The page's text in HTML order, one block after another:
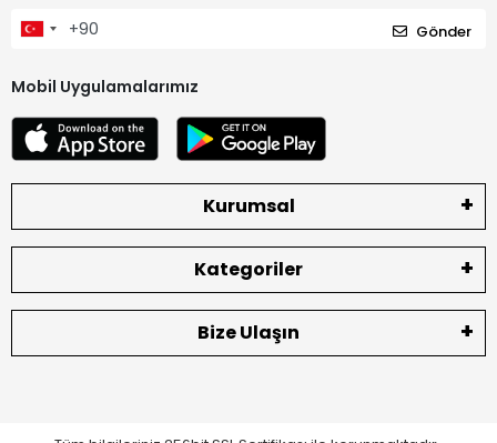
Gönder
Mobil Uygulamalarımız
Kurumsal
Kategoriler
Bize Ulaşın